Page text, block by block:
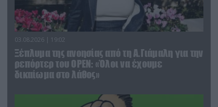
03.08.2026 | 19:02
Ξέπλυμα της ανοησίας από τη Α.Γιάμαλη για την
ρεπόρτερ του ΟΡΕΝ: «Όλοι να έχουμε
δικαίωμα στο λάθος»